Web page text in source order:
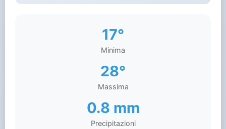
17°
Minima
28°
Massima
0.8 mm
Precipitazioni